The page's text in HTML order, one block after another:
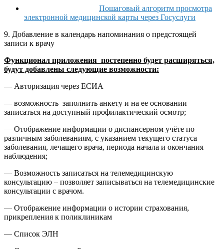
Пошаговый алгоритм просмотра
электронной медицинской карты через Госуслуги
9. Добавление в календарь напоминания о предстоящей
записи к врачу
Функционал приложения постепенно будет расширяться,
будут добавлены следующие возможности:
— Авторизация через ЕСИА
— возможность заполнить анкету и на ее основании
записаться на доступный профилактический осмотр;
— Отображение информации о диспансерном учёте по
различным заболеваниям, с указанием текущего статуса
заболевания, лечащего врача, периода начала и окончания
наблюдения;
— Возможность записаться на телемедицинскую
консультацию – позволяет записываться на телемедицинские
консультации с врачом.
— Отображение информации о истории страхования,
прикрепления к поликлиникам
— Список ЭЛН